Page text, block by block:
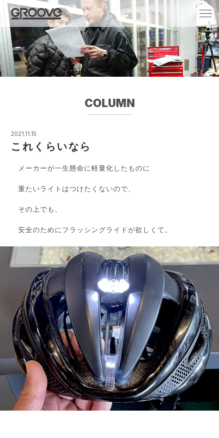
Groove 自転車 カフェ 輸入車・国産車のチ
ューニング/販売
COLUMN
2021.11.15
これくらいなら
メーカーが一生懸命に軽量化したものに
重たいライトはつけたくないので、
その上でも、
安全のためにフラッシングライドが欲しくて。